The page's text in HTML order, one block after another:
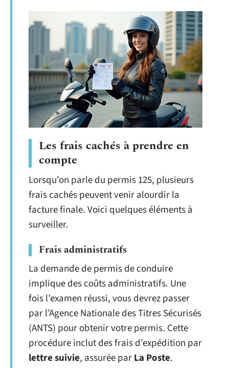
Les frais cachés à prendre en
compte
Lorsqu’on parle du permis 125, plusieurs
frais cachés peuvent venir alourdir la
facture finale. Voici quelques éléments à
surveiller.
Frais administratifs
La demande de permis de conduire
implique des coûts administratifs. Une
fois l’examen réussi, vous devrez passer
par l’Agence Nationale des Titres Sécurisés
(ANTS) pour obtenir votre permis. Cette
procédure inclut des frais d’expédition par
lettre suivie, assurée parLa Poste.